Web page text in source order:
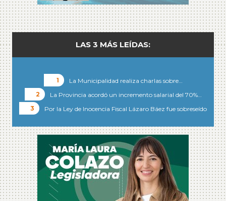
LAS 3 MÁS LEÍDAS:
La Municipalidad realiza charlas sobre…
La Provincia acordó un incremento salarial del 70%…
Por la Ley de Inocencia Fiscal Lázaro Báez fue sobreseído